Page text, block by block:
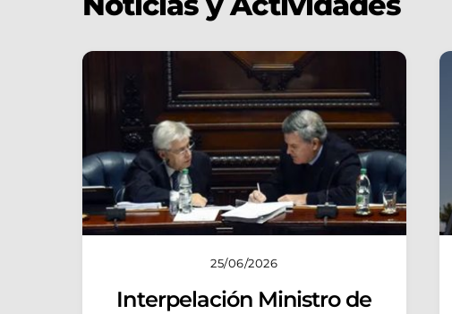
25/06/2026
Interpelación Ministro de